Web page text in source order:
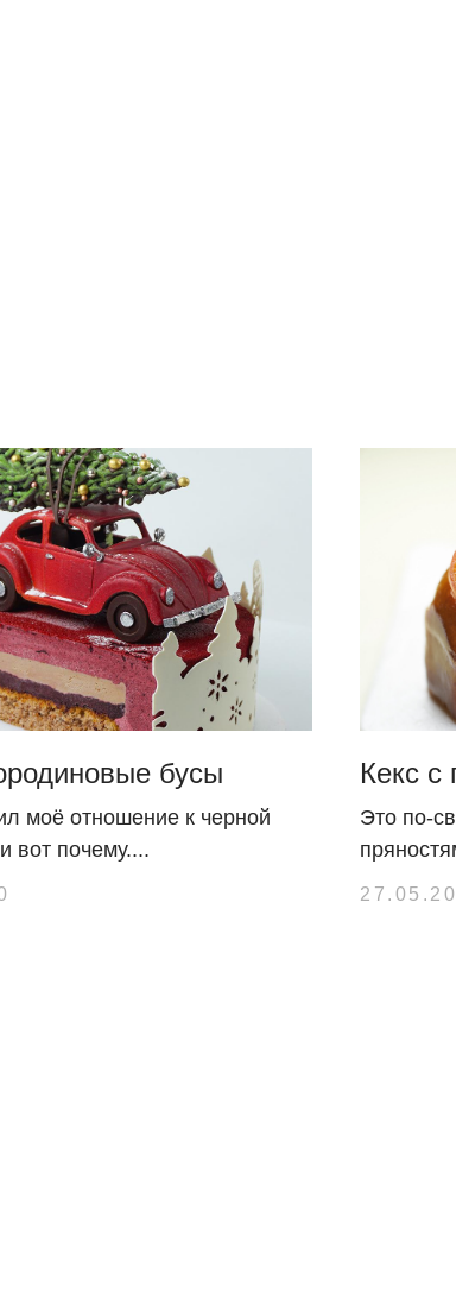
бусы
моё отношение к черной
вот почему....
Кекс с
Это по-